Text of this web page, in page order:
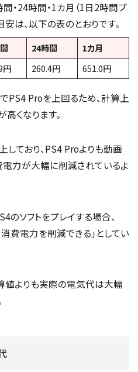
・24時間・1カ月（1日2時間プ
は、以下の表のとおりです。
24時間
1カ月
円 260.4円 651.0円
PS4 Proを上回るため、計算上
くなります。
ており、PS4 Proよりも動画
力が大幅に削減されているよ
のソフトをプレイする場合、
費電力を削減できる」としてい
値よりも実際の電気代は大幅